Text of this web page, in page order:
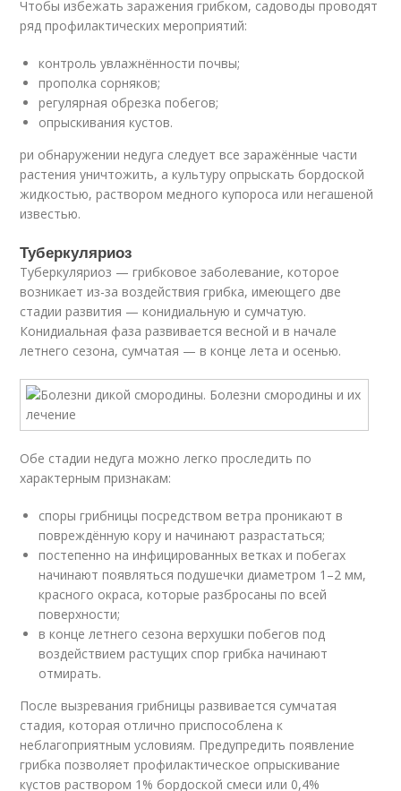
Чтобы избежать заражения грибком, садоводы проводят
ряд профилактических мероприятий:
контроль увлажнённости почвы;
прополка сорняков;
регулярная обрезка побегов;
опрыскивания кустов.
ри обнаружении недуга следует все заражённые части
растения уничтожить, а культуру опрыскать бордоской
жидкостью, раствором медного купороса или негашеной
известью.
Туберкуляриоз
Туберкуляриоз — грибковое заболевание, которое
возникает из-за воздействия грибка, имеющего две
стадии развития — конидиальную и сумчатую.
Конидиальная фаза развивается весной и в начале
летнего сезона, сумчатая — в конце лета и осенью.
Обе стадии недуга можно легко проследить по
характерным признакам:
споры грибницы посредством ветра проникают в
повреждённую кору и начинают разрастаться;
постепенно на инфицированных ветках и побегах
начинают появляться подушечки диаметром 1–2 мм,
красного окраса, которые разбросаны по всей
поверхности;
в конце летнего сезона верхушки побегов под
воздействием растущих спор грибка начинают
отмирать.
После вызревания грибницы развивается сумчатая
стадия, которая отлично приспособлена к
неблагоприятным условиям. Предупредить появление
грибка позволяет профилактическое опрыскивание
кустов раствором 1% бордоской смеси или 0,4%